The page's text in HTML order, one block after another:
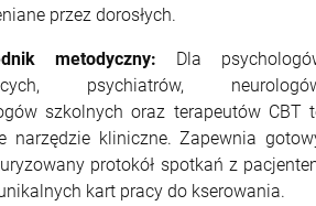
przez dorosłych.
metodyczny: Dla
psychiatrów,
szkolnych oraz terapeutów CBT
narzędzie kliniczne. Zapewnia
protokół spotkań z
kart pracy do kserowania.